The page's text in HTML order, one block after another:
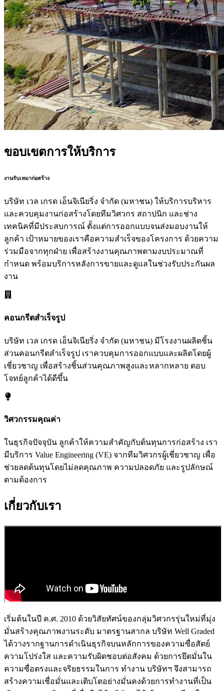
ขอบเขตการให้บริการ
งานรับเหมาก่อสร้าง
บริษัท เวล เกรด เอ็นจิเนียริ่ง จำกัด (มหาชน) ให้บริการบริหาร
และควบคุมงานก่อสร้างโดยทีมวิศวกร สถาปนิก และช่าง
เทคนิคที่มีประสบการณ์ ตั้งแต่การออกแบบจนส่งมอบงานให้
ลูกค้า เป้าหมายของเราคือความสำเร็จของโครงการ ด้วยความ
ร่วมมือจากทุกฝ่าย เพื่อสร้างงานคุณภาพตามงบประมาณที่
กำหนด พร้อมบริการหลังการขายและดูแลในช่วงรับประกันผล
งาน
คอนกรีตสำเร็จรูป
บริษัท เวล เกรด เอ็นจิเนียริ่ง จำกัด (มหาชน) มีโรงงานผลิตชิ้น
ส่วนคอนกรีตสำเร็จรูป เราควบคุมการออกแบบและผลิตโดยผู้
เชี่ยวชาญ เพื่อสร้างชิ้นส่วนคุณภาพสูงและหลากหลาย ตอบ
โจทย์ลูกค้าได้ดีขึ้น
วิศวกรรมคุณค่า
ในธุรกิจปัจจุบัน ลูกค้าให้ความสำคัญกับต้นทุนการก่อสร้าง เรา
มีบริการ Value Engineering (VE) จากทีมวิศวกรผู้เชี่ยวชาญ เพื่อ
ช่วยลดต้นทุนโดยไม่ลดคุณภาพ ความปลอดภัย และรูปลักษณ์
ตามต้องการ
เกี่ยวกับเรา
เริ่มต้นในปี ค.ศ. 2010 ด้วยวิสัยทัศน์ของกลุ่มวิศวกรรุ่นใหม่ที่มุ่ง
มั่นสร้างคุณภาพงานระดับ มาตรฐานสากล บริษัท Well Graded
ได้วางรากฐานการดําเนินธุรกิจบนหลักการของความซื่อสัตย์
ความโปร่งใส และความรับผิดชอบต่อสังคม ด้วยการยึดมั่นใน
ความซื่อตรงและจริยธรรมในการ ทํางาน บริษัทฯ จึงสามารถ
สร้างความเชื่อมั่นและเติบโตอย่างมั่นคงด้วยการทํางานที่เป็น